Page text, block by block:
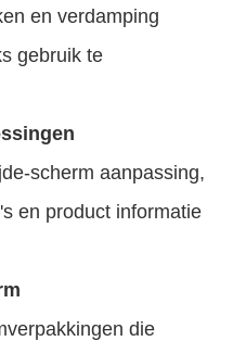
en verdamping
gebruik te
scherm aanpassing,
en product informatie
die